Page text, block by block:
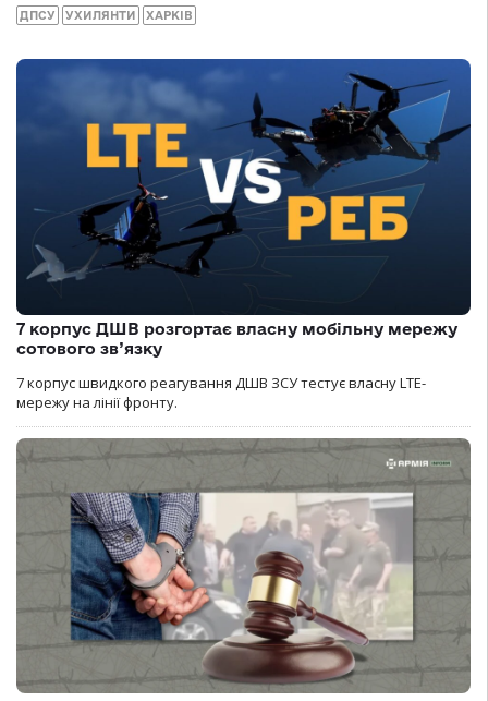
ДПСУ УХИЛЯНТИ ХАРКІВ
7 корпус ДШВ розгортає власну мобільну мережу
сотового зв’язку
7 корпус швидкого реагування ДШВ ЗСУ тестує власну LTE-
мережу на лінії фронту.